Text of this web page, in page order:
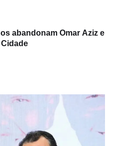
abandonam Omar Aziz e